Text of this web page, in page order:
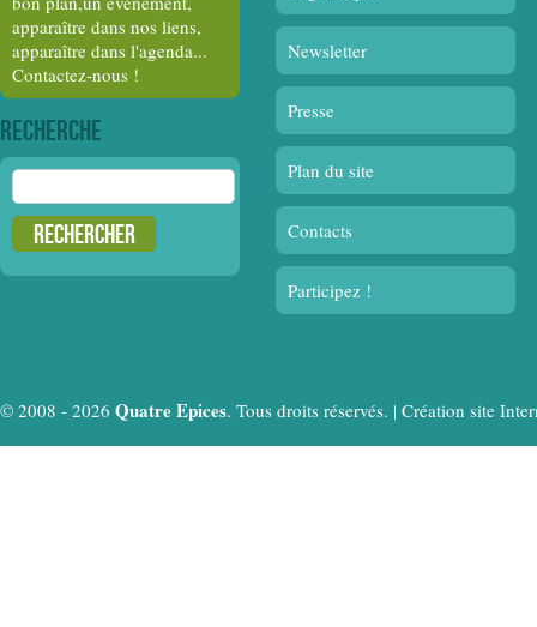
apparaître dans nos liens,
apparaître dans l'agenda...
Contactez-nous !
Recherche
Rechercher :
Newsletter
Presse
Plan du site
Contacts
Participez !
© 2008 - 2026 Quatre Epices. Tous droits réservés. | Création site